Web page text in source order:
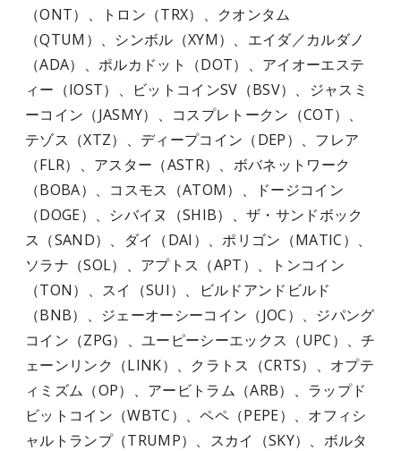
（ONT）、トロン（TRX）、クオンタム
（QTUM）、シンボル（XYM）、エイダ／カルダノ
（ADA）、ポルカドット（DOT）、アイオーエステ
ィー（IOST）、ビットコインSV（BSV）、ジャスミ
ーコイン（JASMY）、コスプレトークン（COT）、
テゾス（XTZ）、ディープコイン（DEP）、フレア
（FLR）、アスター（ASTR）、ボバネットワーク
（BOBA）、コスモス（ATOM）、ドージコイン
（DOGE）、シバイヌ（SHIB）、ザ・サンドボック
ス（SAND）、ダイ（DAI）、ポリゴン（MATIC）、
ソラナ（SOL）、アプトス（APT）、トンコイン
（TON）、スイ（SUI）、ビルドアンドビルド
（BNB）、ジェーオーシーコイン（JOC）、ジパング
コイン（ZPG）、ユーピーシーエックス（UPC）、チ
ェーンリンク（LINK）、クラトス（CRTS）、オプテ
ィミズム（OP）、アービトラム（ARB）、ラップド
ビットコイン（WBTC）、ペペ（PEPE）、オフィシ
ャルトランプ（TRUMP）、スカイ（SKY）、ボルタ